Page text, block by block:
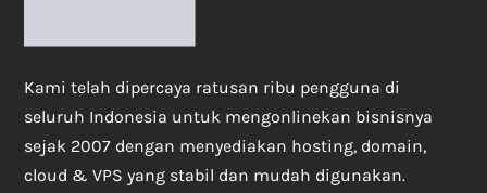
Kami telah dipercaya ratusan ribu pengguna di
seluruh Indonesia untuk mengonlinekan bisnisnya
sejak 2007 dengan menyediakan hosting, domain,
cloud & VPS yang stabil dan mudah digunakan.